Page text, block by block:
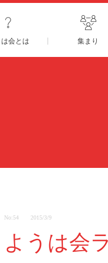
会とは 集まり
No:54 2015/3/9
ようは会